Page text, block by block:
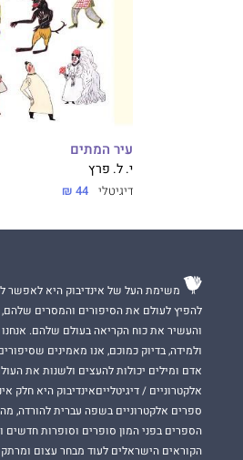
עיר המתים
י. ל. פרץ
דיגיטלי 44 ₪
משימת העל של אינדיבוק היא לאפשר
להפיץ לעולם את הסיפורים והמסרים
והעשיר את כוח הקריאה בעולם שלהם.
ולמידה, בדיוק כמוכם, אנו מאמינים
אדם ומילים יכולות להעצים ולשנות את
אלקטרוניים / דיגיטלייםאינדיבוק היא חלק
ספרים אלקטרוניים בשפה עברית להורדה,
הספרים בפני המון סופרים וסופרות
הקוראים הישראלים לעוד מבחר עצום